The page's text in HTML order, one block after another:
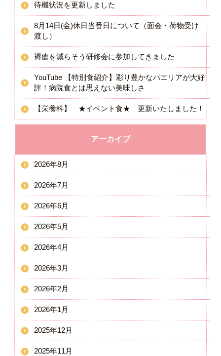
待機状況を更新しました
8月14日(金)休日当番日について（面会・荷物受け
渡し）
褥瘡を減らそう研修会に参加してきました
YouTube 【特別食紹介】彩り豊かなパエリアが大好
評！病院食とは思えない美味しさ
【栄養科】 ★イベント食★ 更新いたしました！
アーカイブ
2026年8月
2026年7月
2026年6月
2026年5月
2026年4月
2026年3月
2026年2月
2026年1月
2025年12月
2025年11月